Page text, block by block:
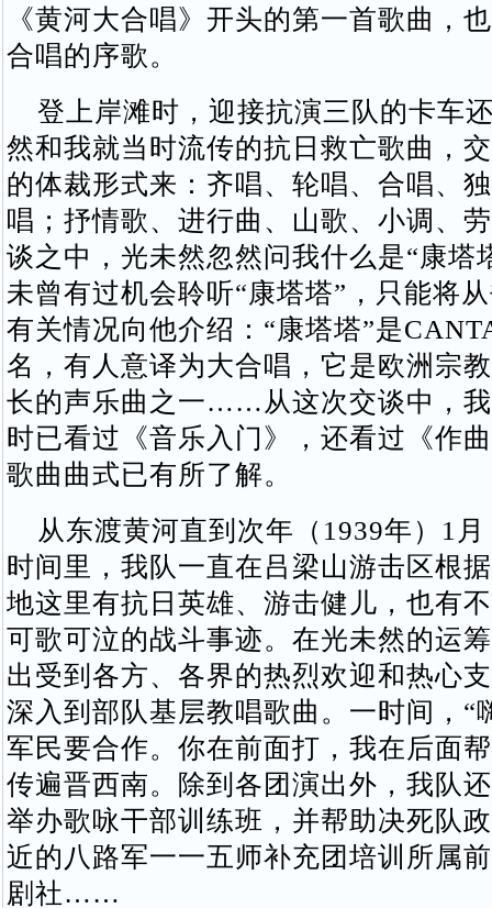
《黄河大合唱》开头的第一首歌曲，
合唱的序歌。
登上岸滩时，迎接抗演三队的卡车
然和我就当时流传的抗日救亡歌曲，
的体裁形式来：齐唱、轮唱、合唱、
唱；抒情歌、进行曲、山歌、小调、
谈之中，光未然忽然问我什么是“康塔
未曾有过机会聆听“康塔塔”，只能将
有关情况向他介绍：“康塔塔”是
名，有人意译为大合唱，它是欧洲宗
长的声乐曲之一……从这次交谈中，
时已看过《音乐入门》，还看过《作
歌曲曲式已有所了解。
从东渡黄河直到次年（1939年）1月
时间里，我队一直在吕梁山游击区根
地这里有抗日英雄、游击健儿，也有
可歌可泣的战斗事迹。在光未然的运
出受到各方、各界的热烈欢迎和热心
深入到部队基层教唱歌曲。一时间，“
军民要合作。你在前面打，我在后面
传遍晋西南。除到各团演出外，我队
举办歌咏干部训练班，并帮助决死队
近的八路军一一五师补充团培训所属
剧社……